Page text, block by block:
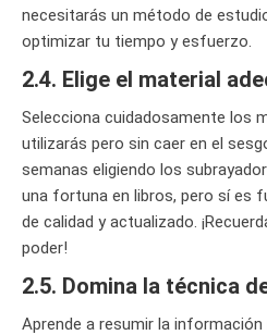
necesitarás un método de
optimizar tu tiempo y esfuerzo.
2.4. Elige el material
Selecciona cuidadosamente los
utilizarás pero sin caer en el
semanas eligiendo los
una fortuna en libros, pero sí es
de calidad y actualizado.
poder!
2.5. Domina la técnica
Aprende a resumir la